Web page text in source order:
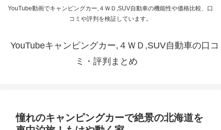
YouTube動画でキャンピングカー,４ＷＤ,SUV自動車の機能性や価格比較、口
コミや評判を検証しています。
YouTubeキャンピングカー,４ＷＤ,SUV自動車の口コ
ミ・評判まとめ
憧れのキャンピングカーで絶景の北海道を